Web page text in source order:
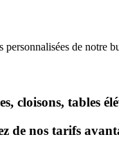
de notre
cloisons, tables
de nos tarifs